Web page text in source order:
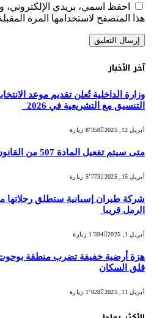
احفظ اسمي، بريدي الإلكتروني،
هذا المتصفح لاستخدامها المرة
آخر الأخبار
وزارة الداخلية تُعلن تقديم موعد
التنسيق مع التشريعية في 2026
أبريل 12, 2025 8٬358 زيارة
متى سيتم تفعيل المادة 507 من القانون الجنائي؟
أبريل 15, 2025 5٬773 زيارة
شركة طيران إسبانية ستطلق رحلاتها
الرمل قريبا
أبريل 1, 2025 1٬594 زيارة
هزة أرضية خفيفة تضرب منطقة بوحوت
قلق السكان
أبريل 11, 2025 1٬028 زيارة